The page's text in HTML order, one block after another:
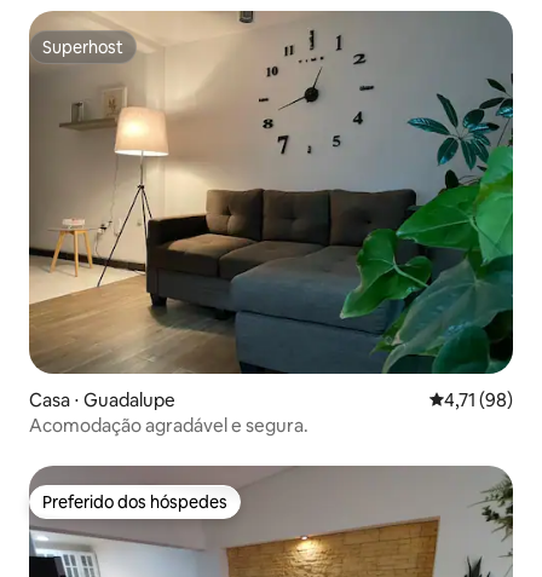
Superhost
Superhost
Casa ⋅ Guadalupe 4,71 de uma
4,71 (98)
Acomodação agradável e segura.
Preferido dos hóspedes
Preferido dos hóspedes